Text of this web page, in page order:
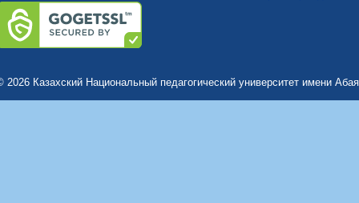
2026 Казахский Национальный педагогический университет имени Абая